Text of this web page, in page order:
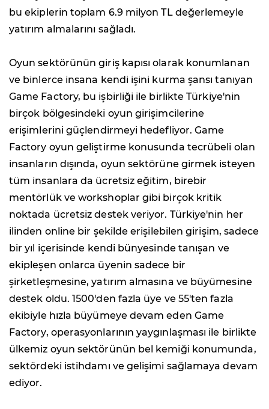
bu ekiplerin toplam 6.9 milyon TL değerlemeyle
yatırım almalarını sağladı.
Oyun sektörünün giriş kapısı olarak konumlanan
ve binlerce insana kendi işini kurma şansı tanıyan
Game Factory, bu işbirliği ile birlikte Türkiye'nin
birçok bölgesindeki oyun girişimcilerine
erişimlerini güçlendirmeyi hedefliyor. Game
Factory oyun geliştirme konusunda tecrübeli olan
insanların dışında, oyun sektörüne girmek isteyen
tüm insanlara da ücretsiz eğitim, birebir
mentörlük ve workshoplar gibi birçok kritik
noktada ücretsiz destek veriyor. Türkiye'nin her
ilinden online bir şekilde erişilebilen girişim, sadece
bir yıl içerisinde kendi bünyesinde tanışan ve
ekipleşen onlarca üyenin sadece bir
şirketleşmesine, yatırım almasına ve büyümesine
destek oldu. 1500'den fazla üye ve 55'ten fazla
ekibiyle hızla büyümeye devam eden Game
Factory, operasyonlarının yaygınlaşması ile birlikte
ülkemiz oyun sektörünün bel kemiği konumunda,
sektördeki istihdamı ve gelişimi sağlamaya devam
ediyor.